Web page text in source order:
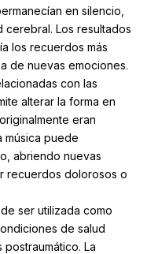
en silencio,
cerebral. Los resultados
los recuerdos más
de nuevas emociones.
con las
alterar la forma en
eran
música puede
abriendo nuevas
recuerdos dolorosos o
ser utilizada como
de salud
La